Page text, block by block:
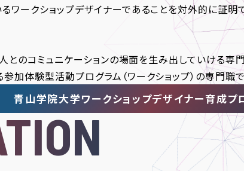
ワークショップデザイナーであることを対外的に証
とのコミュニケーションの場面を生み出していける専
体験型活動プログラム（ワークショップ）の専門職で
青山学院大学ワークショップデザイナー育成プ